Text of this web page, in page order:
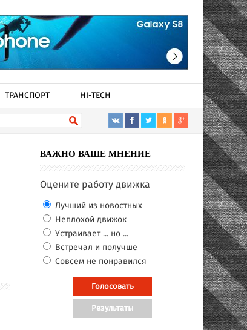
ТРАНСПОРТ HI-TECH
ВАЖНО ВАШЕ МНЕНИЕ
Оцените работу движка
Лучший из новостных
Неплохой движок
Устраивает ... но ...
Встречал и получше
Совсем не понравился